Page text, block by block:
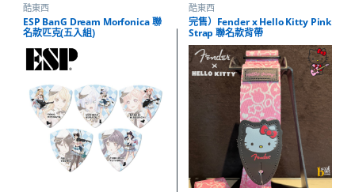
酷東西
ESP BanG Dream Morfonica 聯
名款匹克(五入組)
酷東西
完售）Fender x Hello Kitty Pink
Strap 聯名款背帶